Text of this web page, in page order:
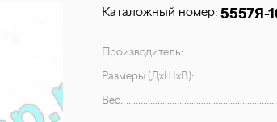
Каталожный номер: 5557Я-
Производитель:
Размеры (ДхШхВ):
Вес: